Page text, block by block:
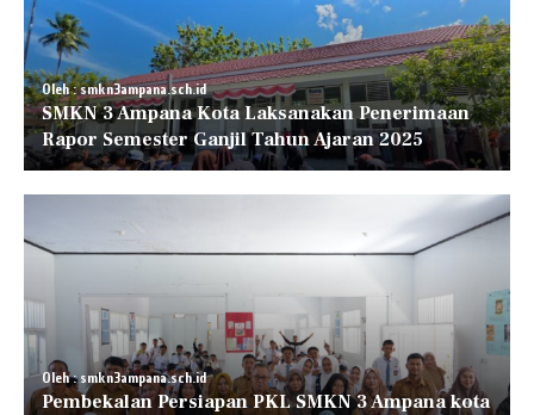
Oleh : smkn3ampana.sch.id
SMKN 3 Ampana Kota Laksanakan Penerimaan
Rapor Semester Ganjil Tahun Ajaran 2025
Oleh : smkn3ampana.sch.id
Pembekalan Persiapan PKL SMKN 3 Ampana kota